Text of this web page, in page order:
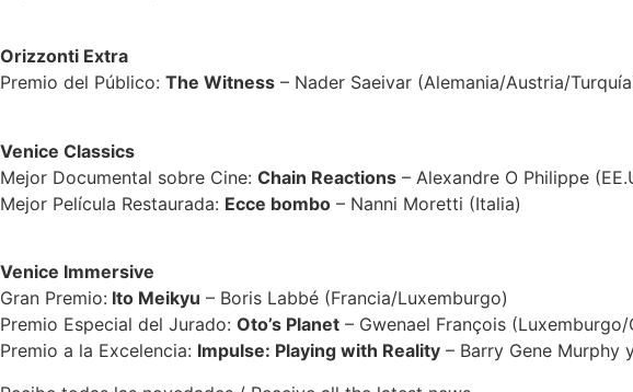
Orizzonti Extra
Premio del Público: The Witness – Nader Saeivar (Alemania/Austria/
Venice Classics
Mejor Documental sobre Cine: Chain Reactions – Alexandre O Philippe
Mejor Película Restaurada: Ecce bombo – Nanni Moretti (Italia)
Venice Immersive
Gran Premio: Ito Meikyu – Boris Labbé (Francia/Luxemburgo)
Premio Especial del Jurado: Oto’s Planet – Gwenael François
Premio a la Excelencia: Impulse: Playing with Reality – Barry Gene Murphy